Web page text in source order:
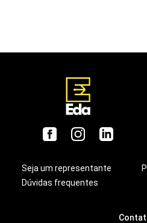
Seja um representante
Dúvidas frequentes